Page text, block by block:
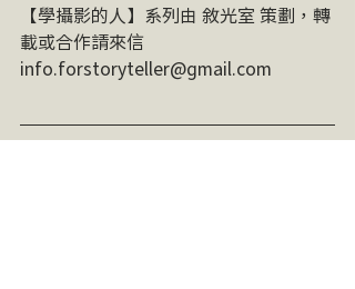
【學攝影的人】系列由 敘光室 策劃，轉
載或合作請來信
info.forstoryteller@gmail.com